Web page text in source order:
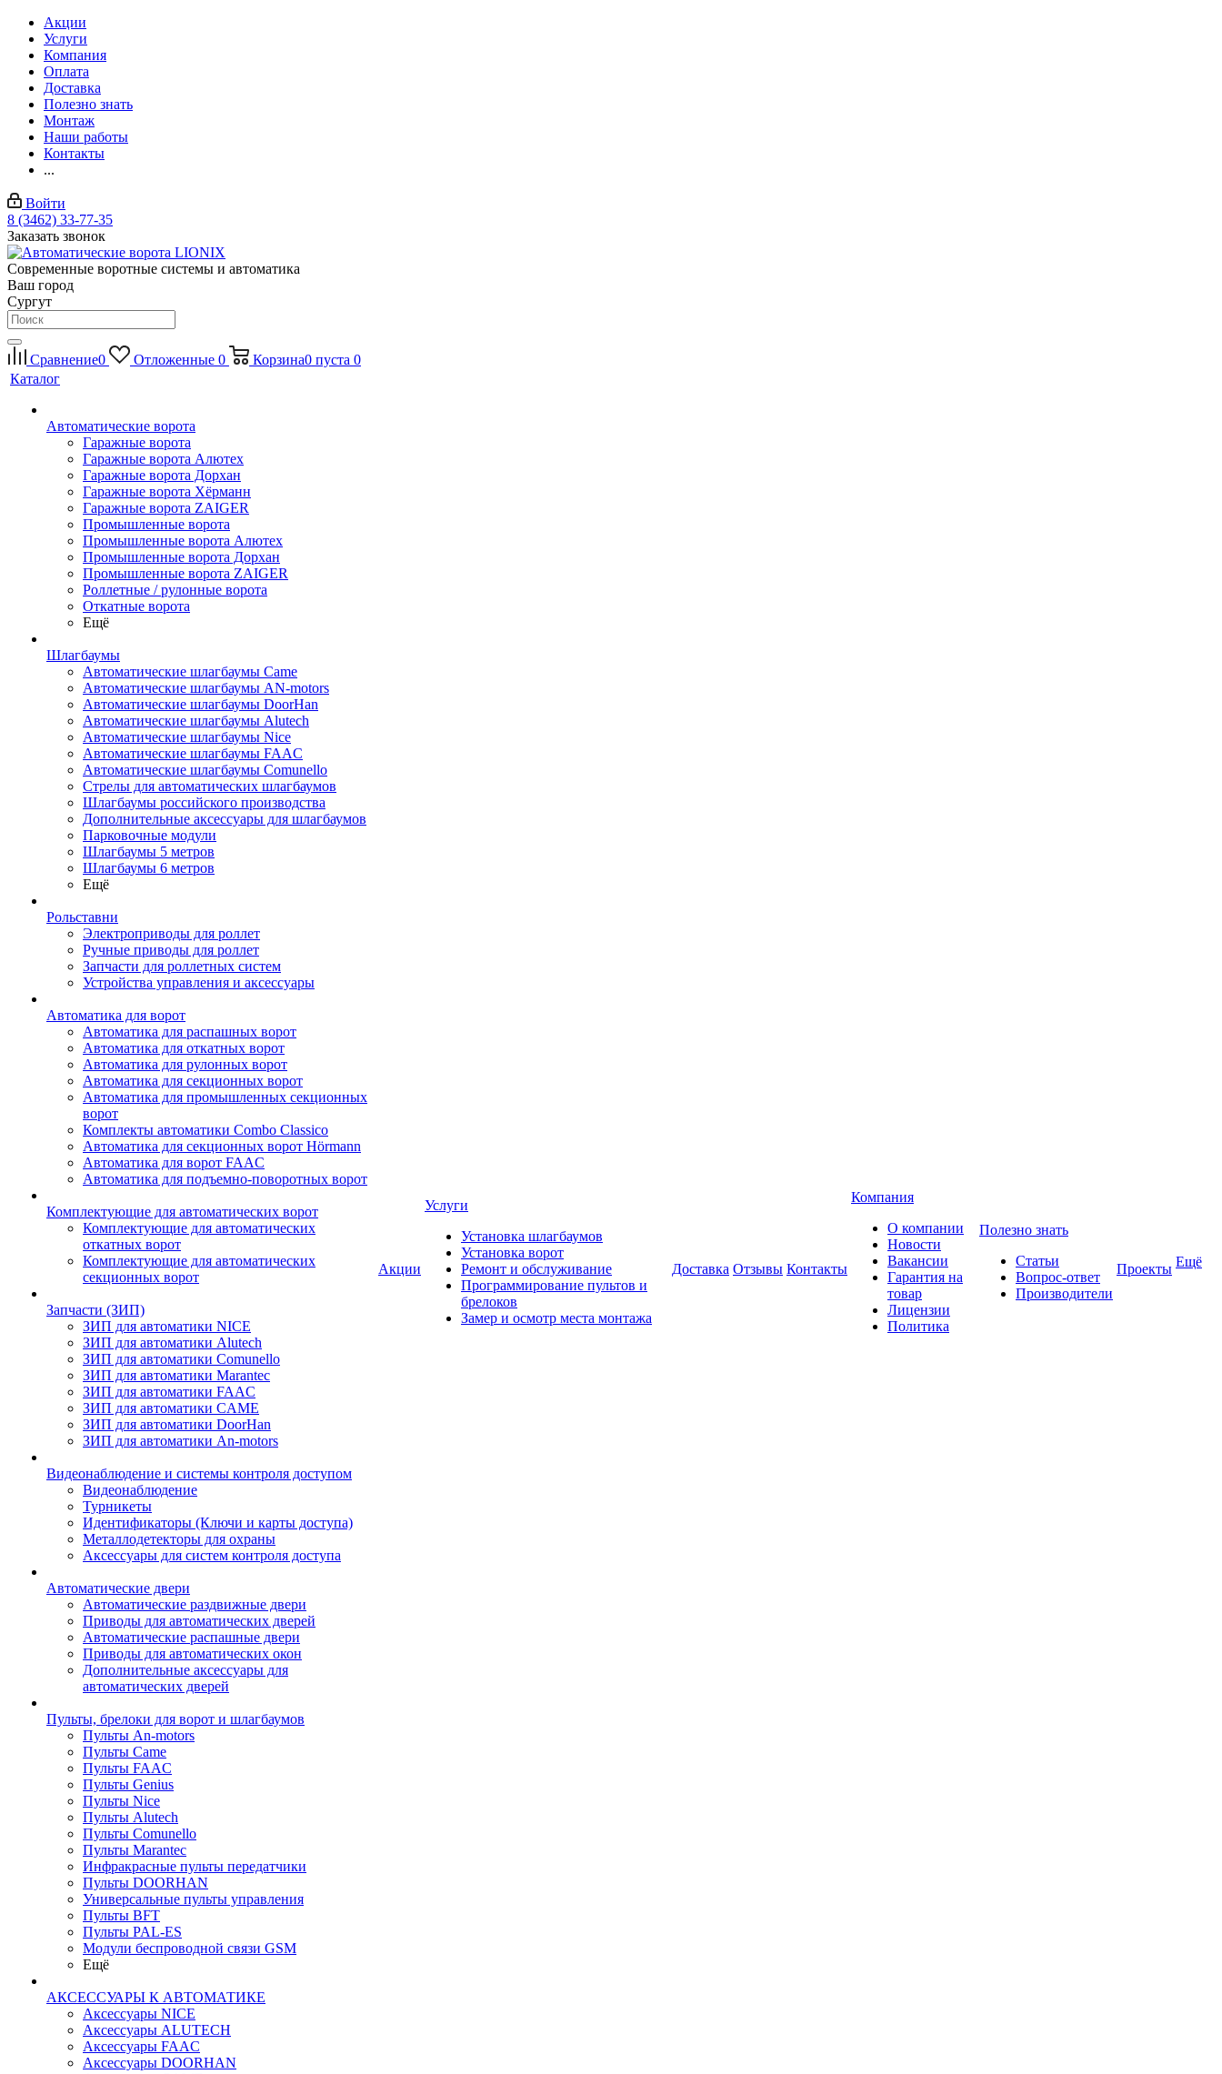
Акции
Услуги
Компания
Оплата
Доставка
Полезно знать
Монтаж
Наши работы
Контакты
...
Войти
8 (3462) 33-77-35
Заказать звонок
Современные воротные системы и автоматика
Ваш город
Сургут
Сравнение0 Отложенные 0 Корзина0 пуста 0
Каталог
Автоматические ворота
Гаражные ворота
Гаражные ворота Алютех
Гаражные ворота Дорхан
Гаражные ворота Хёрманн
Гаражные ворота ZAIGER
Промышленные ворота
Промышленные ворота Алютех
Промышленные ворота Дорхан
Промышленные ворота ZAIGER
Роллетные / рулонные ворота
Откатные ворота
Ещё
Шлагбаумы
Автоматические шлагбаумы Came
Автоматические шлагбаумы AN-motors
Автоматические шлагбаумы DoorHan
Автоматические шлагбаумы Alutech
Автоматические шлагбаумы Nice
Автоматические шлагбаумы FAAC
Автоматические шлагбаумы Comunello
Стрелы для автоматических шлагбаумов
Шлагбаумы российского производства
Дополнительные аксессуары для шлагбаумов
Парковочные модули
Шлагбаумы 5 метров
Шлагбаумы 6 метров
Ещё
Рольставни
Электроприводы для роллет
Ручные приводы для роллет
Запчасти для роллетных систем
Устройства управления и аксессуары
Автоматика для ворот
Автоматика для распашных ворот
Автоматика для откатных ворот
Автоматика для рулонных ворот
Автоматика для секционных ворот
Автоматика для промышленных секционных
ворот
Комплекты автоматики Combo Classico
Автоматика для секционных ворот Hörmann
Автоматика для ворот FAAC
Автоматика для подъемно-поворотных ворот
Комплектующие для автоматических ворот
Комплектующие для автоматических
откатных ворот
Комплектующие для автоматических
секционных ворот
Запчасти (ЗИП)
ЗИП для автоматики NICE
ЗИП для автоматики Alutech
ЗИП для автоматики Comunello
ЗИП для автоматики Marantec
ЗИП для автоматики FAAC
ЗИП для автоматики CAME
ЗИП для автоматики DoorHan
ЗИП для автоматики An-motors
Видеонаблюдение и системы контроля доступом
Видеонаблюдение
Турникеты
Идентификаторы (Ключи и карты доступа)
Металлодетекторы для охраны
Аксессуары для систем контроля доступа
Автоматические двери
Автоматические раздвижные двери
Приводы для автоматических дверей
Автоматические распашные двери
Приводы для автоматических окон
Дополнительные аксессуары для
автоматических дверей
Пульты, брелоки для ворот и шлагбаумов
Пульты An-motors
Пульты Came
Пульты FAAC
Пульты Genius
Пульты Nice
Пульты Alutech
Пульты Сomunello
Пульты Marantec
Инфракрасные пульты передатчики
Пульты DOORHAN
Универсальные пульты управления
Пульты BFT
Пульты PAL-ES
Модули беспроводной связи GSM
Ещё
АКСЕССУАРЫ К АВТОМАТИКЕ
Аксессуары NICE
Аксессуары ALUTECH
Аксессуары FAAC
Аксессуары DOORHAN
Акции
Услуги
Установка шлагбаумов
Установка ворот
Ремонт и обслуживание
Программирование пультов и
брелоков
Замер и осмотр места монтажа
Доставка Отзывы Контакты
Компания
О компании
Новости
Вакансии
Гарантия на
товар
Лицензии
Политика
Полезно знать
Статьи
Вопрос-ответ
Производители
Проекты Ещё